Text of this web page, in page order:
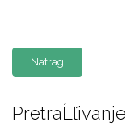
Natrag
PretraĹľivanje